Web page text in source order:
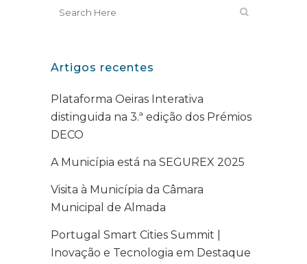
Artigos recentes
Plataforma Oeiras Interativa
distinguida na 3.ª edição dos Prémios
DECO
A Municípia está na SEGUREX 2025
Visita à Municípia da Câmara
Municipal de Almada
Portugal Smart Cities Summit |
Inovação e Tecnologia em Destaque